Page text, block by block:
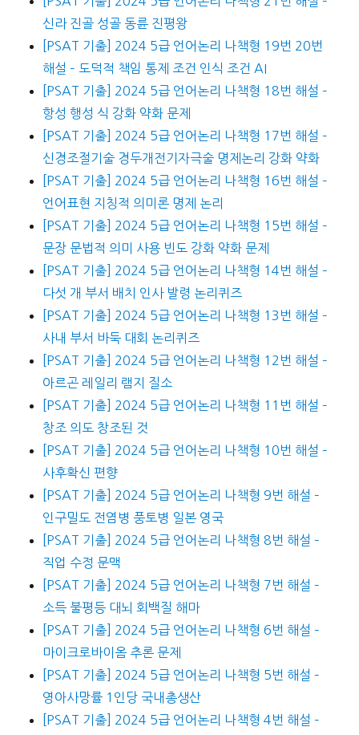
신라 진골 성골 동륜 진평왕
[PSAT 기출] 2024 5급 언어논리 나책형 19번 20번
해설 – 도덕적 책임 통제 조건 인식 조건 AI
[PSAT 기출] 2024 5급 언어논리 나책형 18번 해설 –
항성 행성 식 강화 약화 문제
[PSAT 기출] 2024 5급 언어논리 나책형 17번 해설 –
신경조절기술 경두개전기자극술 명제논리 강화 약화
[PSAT 기출] 2024 5급 언어논리 나책형 16번 해설 –
언어표현 지칭적 의미론 명제 논리
[PSAT 기출] 2024 5급 언어논리 나책형 15번 해설 –
문장 문법적 의미 사용 빈도 강화 약화 문제
[PSAT 기출] 2024 5급 언어논리 나책형 14번 해설 –
다섯 개 부서 배치 인사 발령 논리퀴즈
[PSAT 기출] 2024 5급 언어논리 나책형 13번 해설 –
사내 부서 바둑 대회 논리퀴즈
[PSAT 기출] 2024 5급 언어논리 나책형 12번 해설 –
아르곤 레일리 램지 질소
[PSAT 기출] 2024 5급 언어논리 나책형 11번 해설 –
창조 의도 창조된 것
[PSAT 기출] 2024 5급 언어논리 나책형 10번 해설 –
사후확신 편향
[PSAT 기출] 2024 5급 언어논리 나책형 9번 해설 –
인구밀도 전염병 풍토병 일본 영국
[PSAT 기출] 2024 5급 언어논리 나책형 8번 해설 –
직업 수정 문맥
[PSAT 기출] 2024 5급 언어논리 나책형 7번 해설 –
소득 불평등 대뇌 회백질 해마
[PSAT 기출] 2024 5급 언어논리 나책형 6번 해설 –
마이크로바이옴 추론 문제
[PSAT 기출] 2024 5급 언어논리 나책형 5번 해설 –
영아사망률 1인당 국내총생산
[PSAT 기출] 2024 5급 언어논리 나책형 4번 해설 –